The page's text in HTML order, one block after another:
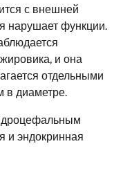
с внешней
нарушает функции.
и она
отдельными
в диаметре.
и эндокринная